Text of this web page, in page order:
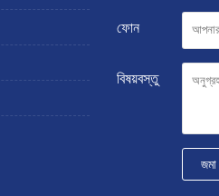
ফোন
বিষয়বস্তু
জমা